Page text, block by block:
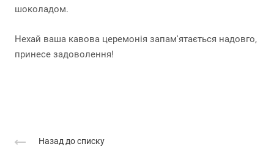
шоколадом.
Нехай ваша кавова церемонія запам'ятається надовго,
принесе задоволення!
Назад до списку